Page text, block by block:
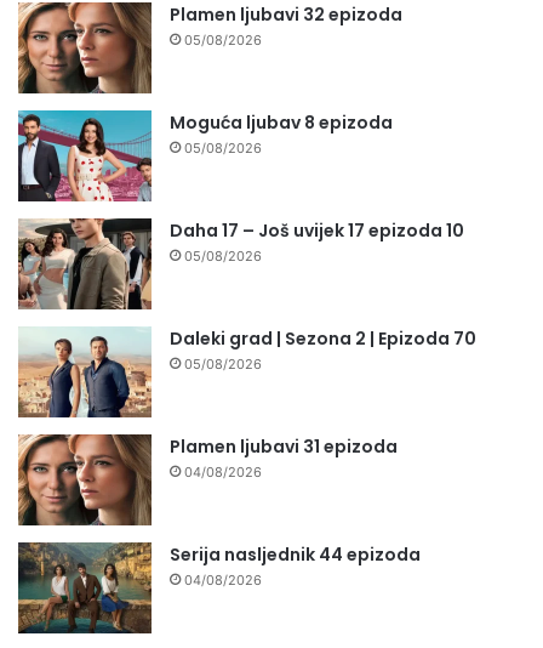
Plamen ljubavi 32 epizoda
05/08/2026
Moguća ljubav 8 epizoda
05/08/2026
Daha 17 – Još uvijek 17 epizoda 10
05/08/2026
Daleki grad | Sezona 2 | Epizoda 70
05/08/2026
Plamen ljubavi 31 epizoda
04/08/2026
Serija nasljednik 44 epizoda
04/08/2026